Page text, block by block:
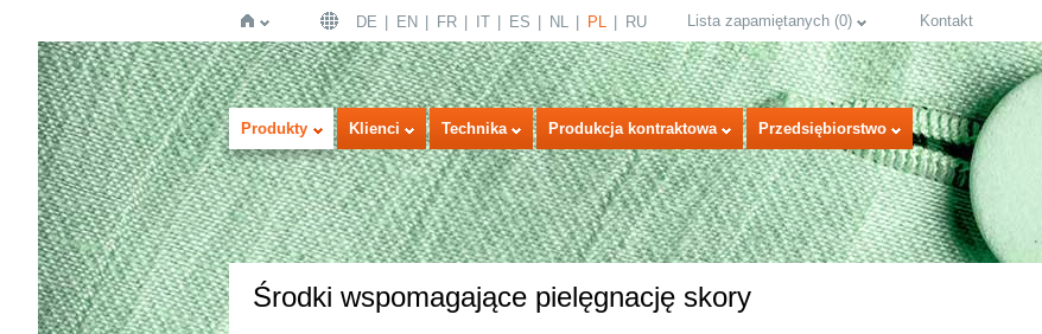
Strona
DE EN FR IT ES NL PL RU Lista zapamiętanych (0) Kontakt
Produkty Klienci Technika Produkcja kontraktowa Przedsiębiorstwo
Środki wspomagające pielęgnację skory